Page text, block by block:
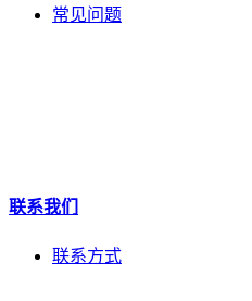
常见问题
联系我们
联系方式